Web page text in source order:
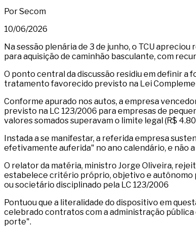
Por Secom
10/06/2026
Na sessão plenária de 3 de junho, o TCU
para aquisição de caminhão basculante, com
O ponto central da discussão residiu em definir a
tratamento favorecido previsto na Lei
Conforme apurado nos autos, a empresa
previsto na LC 123/2006 para empresas de
valores somados superavam o limite legal (R$
Instada a se manifestar, a referida empresa
efetivamente auferida" no ano calendário, e não
O relator da matéria, ministro Jorge Oliveira,
estabelece critério próprio, objetivo e autônomo
ou societário disciplinado pela LC 123/2006
Pontuou que a literalidade do dispositivo em
celebrado contratos com a administração
porte".